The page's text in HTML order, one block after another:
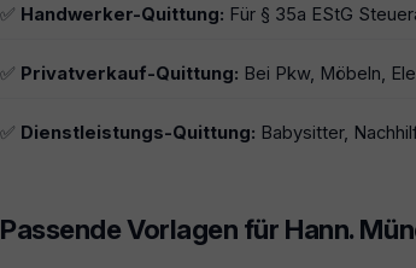
✅ Handwerker-Quittung: Für § 35a EStG
✅ Privatverkauf-Quittung: Bei Pkw, Möbeln,
✅ Dienstleistungs-Quittung: Babysitter,
Passende Vorlagen für Hann.